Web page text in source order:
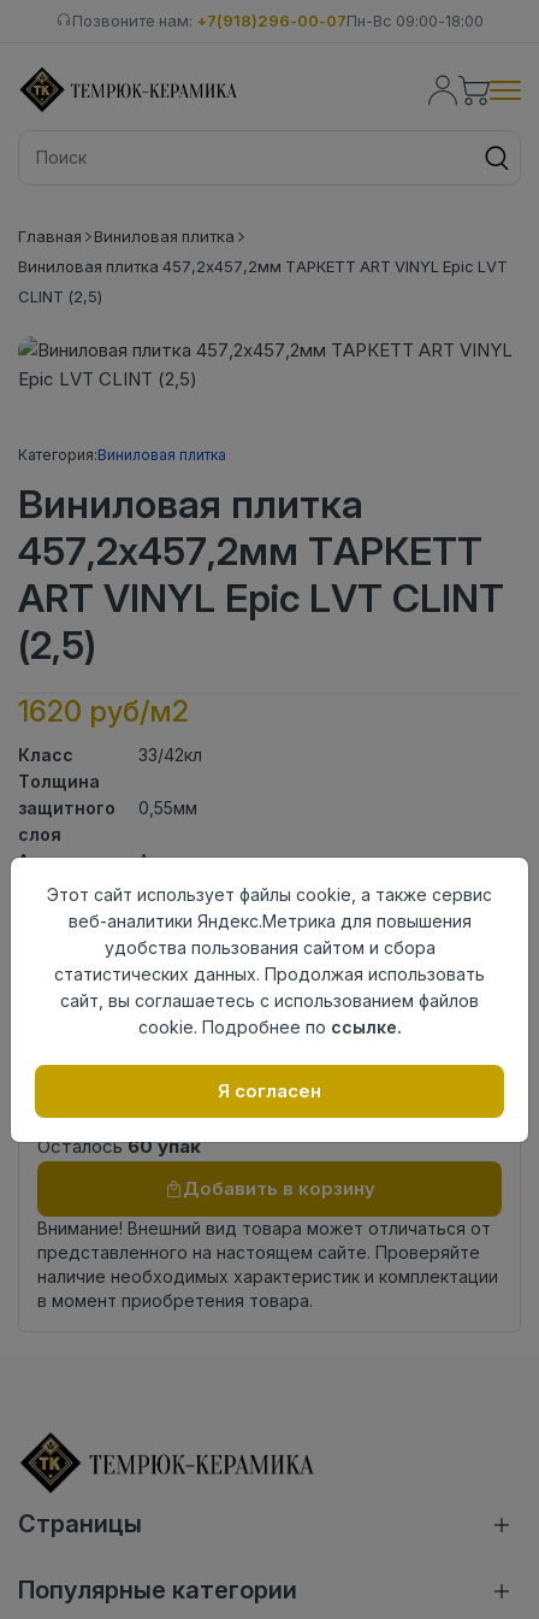
Позвоните нам: +7(918)296-00-07Пн-Вс 09:00-18:00
Главная
Виниловая плитка
Виниловая плитка 457,2x457,2мм ТАРКЕТТ ART VINYL Epic LVT
CLINT (2,5)
Категория:Виниловая плитка
Виниловая плитка
457,2x457,2мм ТАРКЕТТ
ART VINYL Epic LVT CLINT
(2,5)
1620 руб/м2
Класс
33/42кл
Толщина
защитного
слоя
0,55мм
АктуальностьАктуален
Толщина
2,7мм
Размер
457,2x457,2мм
Теплый пол
до +27 градусов
Способ
На клей
Страна
Осталось60 упак
Добавить в корзину
Внимание! Внешний вид товара может отличаться от
представленного на настоящем сайте. Проверяйте
наличие необходимых характеристик и комплектации
в момент приобретения товара.
Страницы
Популярные категории
Этот сайт использует файлы cookie, а также сервис
веб-аналитики Яндекс.Метрика для повышения
удобства пользования сайтом и сбора
статистических данных. Продолжая использовать
сайт, вы соглашаетесь с использованием файлов
cookie. Подробнее по ссылке.
Я согласен